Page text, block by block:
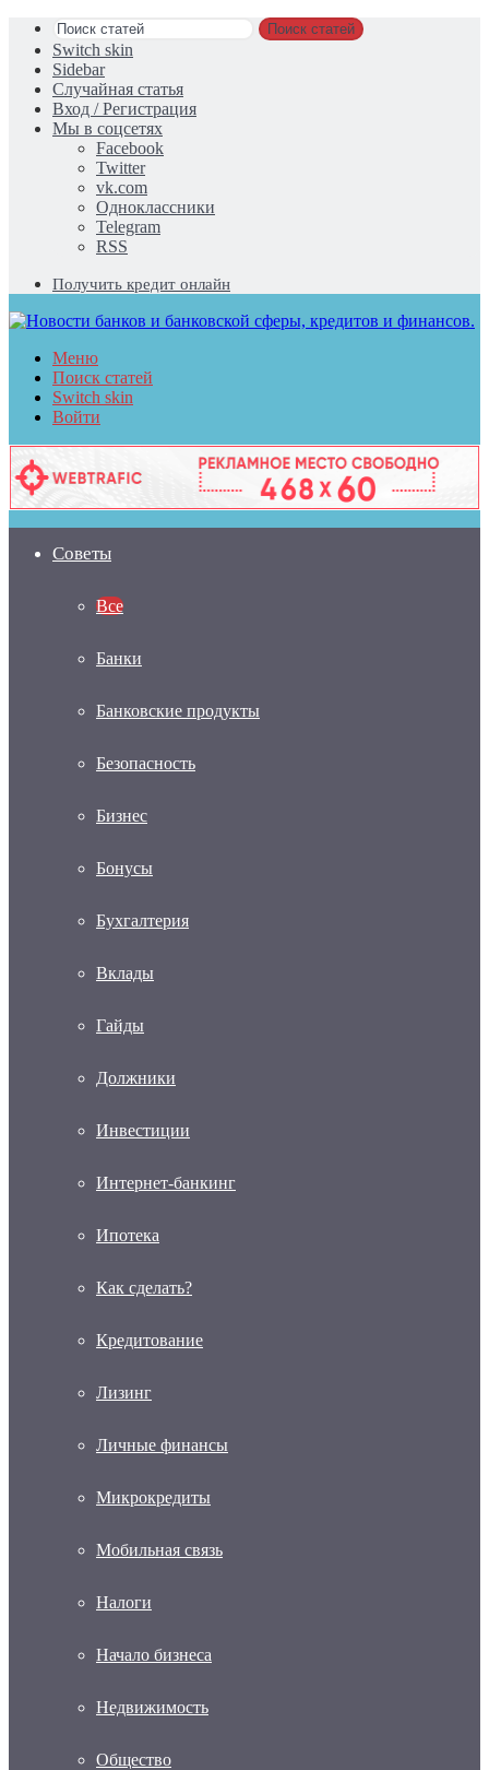
Поиск статей
Switch skin
Sidebar
Случайная статья
Вход / Регистрация
Мы в соцсетях
Facebook
Twitter
vk.com
Одноклассники
Telegram
RSS
Получить кредит онлайн
Меню
Поиск статей
Switch skin
Войти
Советы
Все
Банки
Банковские продукты
Безопасность
Бизнес
Бонусы
Бухгалтерия
Вклады
Гайды
Должники
Инвестиции
Интернет-банкинг
Ипотека
Как сделать?
Кредитование
Лизинг
Личные финансы
Микрокредиты
Мобильная связь
Налоги
Начало бизнеса
Недвижимость
Общество